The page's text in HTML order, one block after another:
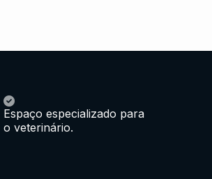
Espaço especializado para
o veterinário.